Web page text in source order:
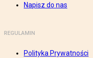
Napisz do nas
REGULAMIN
Polityka Prywatności